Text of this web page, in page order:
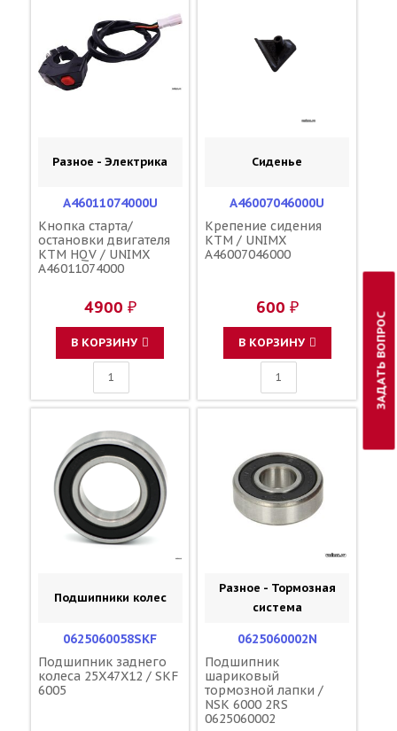
Разное - Электрика
A46011074000U
Кнопка старта/
остановки двигателя
KTM HQV / UNIMX
A46011074000
4900 ₽
В КОРЗИНУ
Сиденье
A46007046000U
Крепение сидения
KTM / UNIMX
A46007046000
600 ₽
В КОРЗИНУ
Подшипники колес
0625060058SKF
Подшипник заднего
колеса 25X47X12 / SKF
6005
Разное - Тормозная
система
0625060002N
Подшипник
шариковый
тормозной лапки /
NSK 6000 2RS
0625060002
ЗАДАТЬ ВОПРОС